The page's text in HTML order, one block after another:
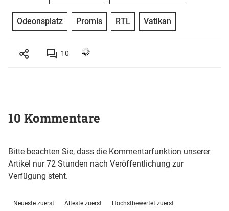
Odeonsplatz Promis RTL Vatikan
10
10 Kommentare
Bitte beachten Sie, dass die Kommentarfunktion unserer
Artikel nur 72 Stunden nach Veröffentlichung zur
Verfügung steht.
Neueste zuerst Älteste zuerst Höchstbewertet zuerst